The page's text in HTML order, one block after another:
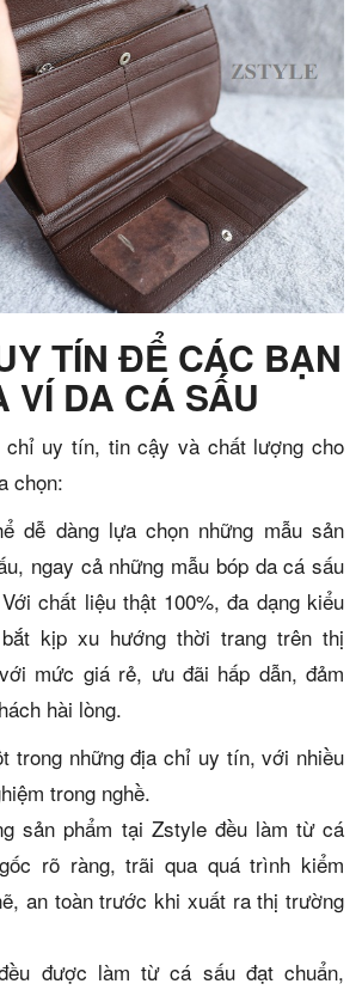
TÍN ĐỂ CÁC BẠN
VÍ DA CÁ SẤU
uy tín, tin cậy và chất lượng cho
chọn:
dễ dàng lựa chọn những mẫu sản
ngay cả những mẫu bóp da cá sấu
chất liệu thật 100%, đa dạng kiểu
kịp xu hướng thời trang trên thị
mức giá rẻ, ưu đãi hấp dẫn, đảm
hài lòng.
trong những địa chỉ uy tín, với nhiều
trong nghề.
sản phẩm tại Zstyle đều làm từ cá
rõ ràng, trãi qua quá trình kiểm
an toàn trước khi xuất ra thị trường
được làm từ cá sấu đạt chuẩn,